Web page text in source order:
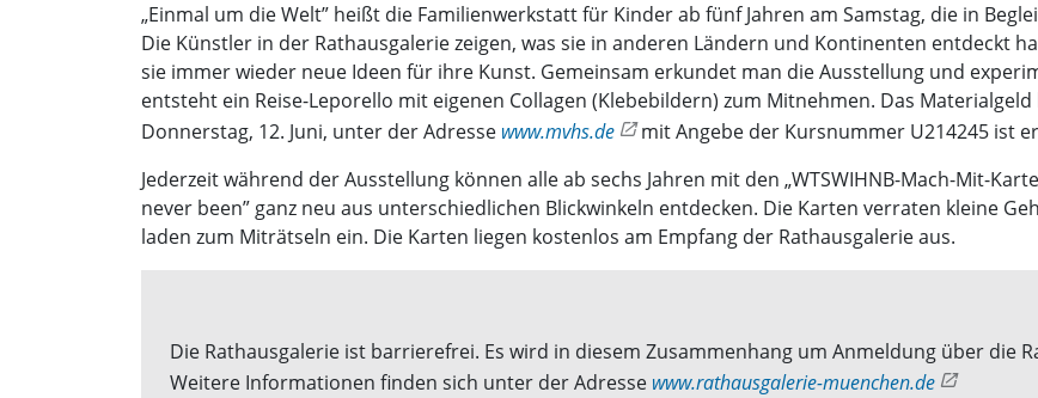
„Einmal um die Welt” heißt die Familienwerkstatt für Kinder ab fünf Jahren am Samstag, die in
Die Künstler in der Rathausgalerie zeigen, was sie in anderen Ländern und Kontinenten entdeckt
sie immer wieder neue Ideen für ihre Kunst. Gemeinsam erkundet man die Ausstellung und
entsteht ein Reise-Leporello mit eigenen Collagen (Klebebildern) zum Mitnehmen. Das
Donnerstag, 12. Juni, unter der Adresse www.mvhs.de
mit Angebe der Kursnummer U214245 ist
Jederzeit während der Ausstellung können alle ab sechs Jahren mit den „WTSWIHNB-Mach-Mit-
never been” ganz neu aus unterschiedlichen Blickwinkeln entdecken. Die Karten verraten kleine
laden zum Miträtseln ein. Die Karten liegen kostenlos am Empfang der Rathausgalerie aus.
Die Rathausgalerie ist barrierefrei. Es wird in diesem Zusammenhang um Anmeldung über die
Weitere Informationen finden sich unter der Adresse www.rathausgalerie-muenchen.de